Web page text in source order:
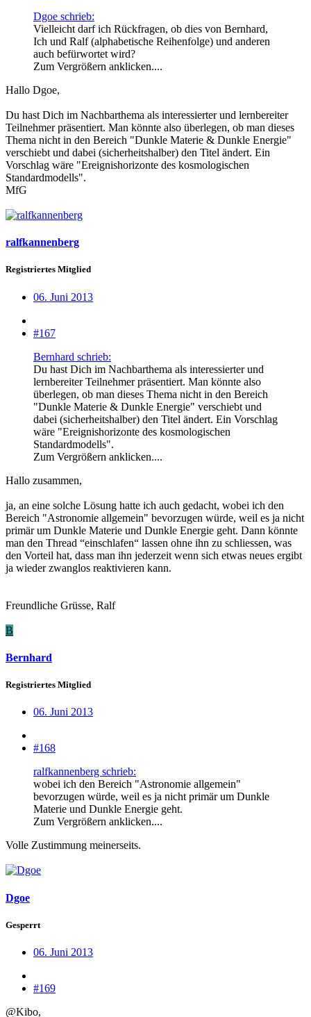
Dgoe schrieb:
Vielleicht darf ich Rückfragen, ob dies von Bernhard,
Ich und Ralf (alphabetische Reihenfolge) und anderen
auch befürwortet wird?
Zum Vergrößern anklicken....
Hallo Dgoe,
Du hast Dich im Nachbarthema als interessierter und lernbereiter
Teilnehmer präsentiert. Man könnte also überlegen, ob man dieses
Thema nicht in den Bereich "Dunkle Materie & Dunkle Energie"
verschiebt und dabei (sicherheitshalber) den Titel ändert. Ein
Vorschlag wäre "Ereignishorizonte des kosmologischen
Standardmodells".
MfG
ralfkannenberg
Registriertes Mitglied
06. Juni 2013
#167
Bernhard schrieb:
Du hast Dich im Nachbarthema als interessierter und
lernbereiter Teilnehmer präsentiert. Man könnte also
überlegen, ob man dieses Thema nicht in den Bereich
"Dunkle Materie & Dunkle Energie" verschiebt und
dabei (sicherheitshalber) den Titel ändert. Ein Vorschlag
wäre "Ereignishorizonte des kosmologischen
Standardmodells".
Zum Vergrößern anklicken....
Hallo zusammen,
ja, an eine solche Lösung hatte ich auch gedacht, wobei ich den
Bereich "Astronomie allgemein" bevorzugen würde, weil es ja nicht
primär um Dunkle Materie und Dunkle Energie geht. Dann könnte
man den Thread “einschlafen“ lassen ohne ihn zu schliessen, was
den Vorteil hat, dass man ihn jederzeit wenn sich etwas neues ergibt
ja wieder zwanglos reaktivieren kann.
Freundliche Grüsse, Ralf
B
Bernhard
Registriertes Mitglied
06. Juni 2013
#168
ralfkannenberg schrieb:
wobei ich den Bereich "Astronomie allgemein"
bevorzugen würde, weil es ja nicht primär um Dunkle
Materie und Dunkle Energie geht.
Zum Vergrößern anklicken....
Volle Zustimmung meinerseits.
Dgoe
Gesperrt
06. Juni 2013
#169
@Kibo,